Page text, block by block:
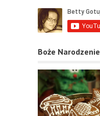
Boże Narodzenie